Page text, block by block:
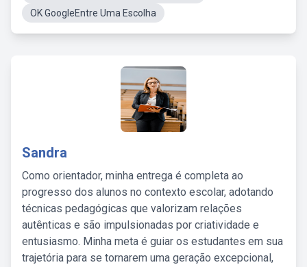
OK GoogleEntre Uma Escolha
Sandra
Como orientador, minha entrega é completa ao
progresso dos alunos no contexto escolar, adotando
técnicas pedagógicas que valorizam relações
autênticas e são impulsionadas por criatividade e
entusiasmo. Minha meta é guiar os estudantes em sua
trajetória para se tornarem uma geração excepcional,